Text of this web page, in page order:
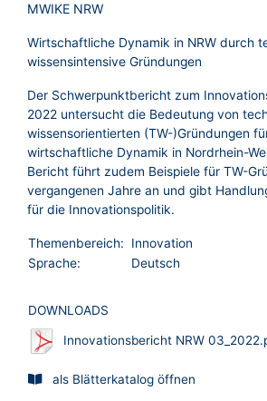
MWIKE NRW
Wirtschaftliche Dynamik in NRW durch
wissensintensive Gründungen
Der Schwerpunktbericht zum
2022 untersucht die Bedeutung von
wissensorientierten (TW-)Gründungen
wirtschaftliche Dynamik in Nordrhein-
Bericht führt zudem Beispiele für TW-
vergangenen Jahre an und gibt
für die Innovationspolitik.
Themenbereich:
Innovation
Sprache:
Deutsch
DOWNLOADS
Innovationsbericht NRW
als Blätterkatalog öffnen